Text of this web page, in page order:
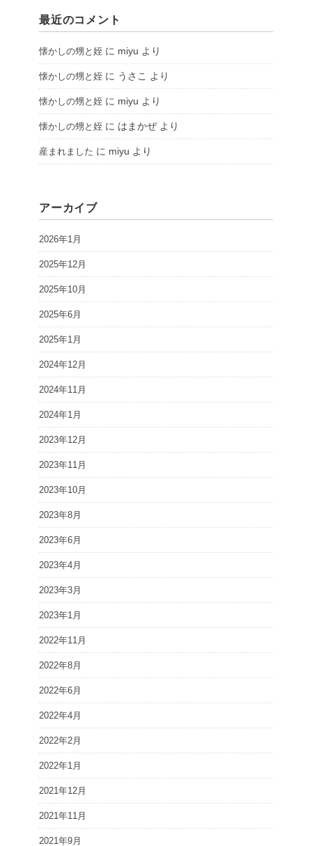
最近のコメント
懐かしの甥と姪 に miyu より
懐かしの甥と姪 に うさこ より
懐かしの甥と姪 に miyu より
懐かしの甥と姪 に はまかぜより
産まれました に miyu より
アーカイブ
2026年1月
2025年12月
2025年10月
2025年6月
2025年1月
2024年12月
2024年11月
2024年1月
2023年12月
2023年11月
2023年10月
2023年8月
2023年6月
2023年4月
2023年3月
2023年1月
2022年11月
2022年8月
2022年6月
2022年4月
2022年2月
2022年1月
2021年12月
2021年11月
2021年9月